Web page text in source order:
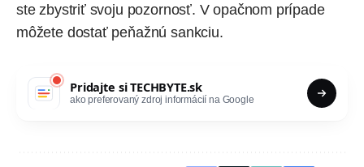
ste zbystriť svoju pozornosť. V opačnom prípade
môžete dostať peňažnú sankciu.
Pridajte siTECHBYTE.sk
ako preferovaný zdroj informácií na Google